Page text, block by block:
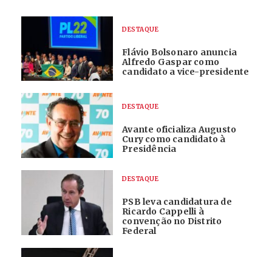
DESTAQUE
Flávio Bolsonaro anuncia
Alfredo Gaspar como
candidato a vice-presidente
DESTAQUE
Avante oficializa Augusto
Cury como candidato à
Presidência
DESTAQUE
PSB leva candidatura de
Ricardo Cappelli à
convenção no Distrito
Federal